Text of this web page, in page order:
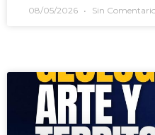
08/05/2026 Sin